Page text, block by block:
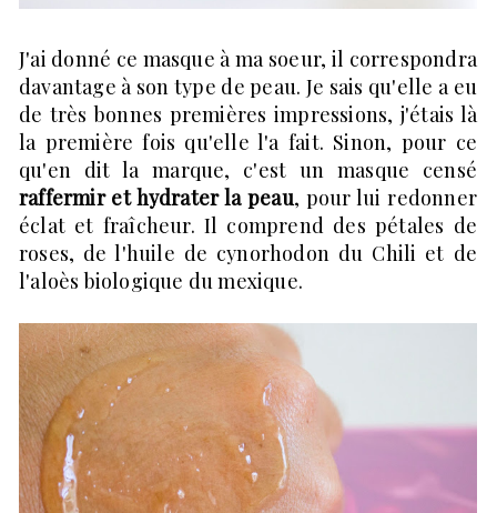
J'ai donné ce masque à ma soeur, il correspondra
davantage à son type de peau. Je sais qu'elle a eu
de très bonnes premières impressions, j'étais là
la première fois qu'elle l'a fait. Sinon, pour ce
qu'en dit la marque, c'est un masque censé
raffermir et hydrater la peau, pour lui redonner
éclat et fraîcheur. Il comprend des pétales de
roses, de l'huile de cynorhodon du Chili et de
l'aloès biologique du mexique.